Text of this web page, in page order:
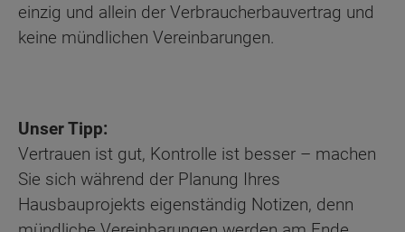
einzig und allein der Verbraucherbauvertrag und
keine mündlichen Vereinbarungen.
Unser Tipp:
Vertrauen ist gut, Kontrolle ist besser – machen
Sie sich während der Planung Ihres
Hausbauprojekts eigenständig Notizen, denn